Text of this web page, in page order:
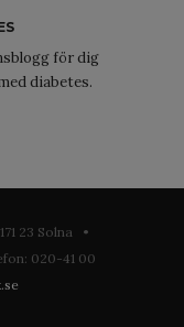
för dig
diabetes.
23 Solna •
020-41 00